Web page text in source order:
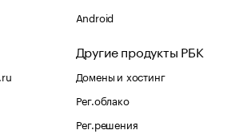
Android
Другие продукты РБК
Домены и хостинг
Рег.облако
Рег.решения